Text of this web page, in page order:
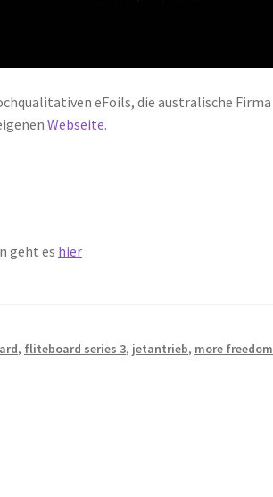
eFoils, die australische Firma
Webseite.
geht es hier
, fliteboard series 3, jetantrieb, more freedom